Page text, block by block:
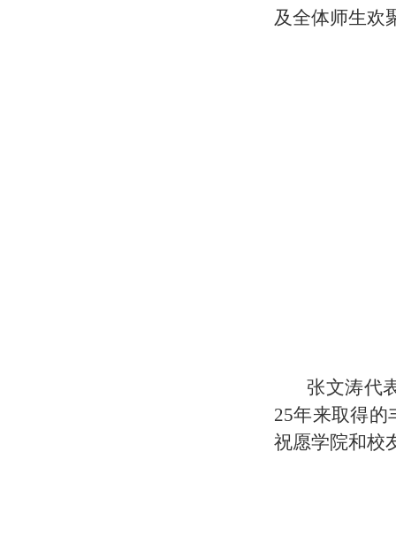
及全体师生欢
张文涛代
25年来取得的
祝愿学院和校